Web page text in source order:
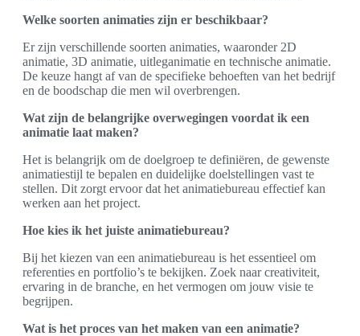
Welke soorten animaties zijn er beschikbaar?
Er zijn verschillende soorten animaties, waaronder 2D
animatie, 3D animatie, uitleganimatie en technische animatie.
De keuze hangt af van de specifieke behoeften van het bedrijf
en de boodschap die men wil overbrengen.
Wat zijn de belangrijke overwegingen voordat ik een
animatie laat maken?
Het is belangrijk om de doelgroep te definiëren, de gewenste
animatiestijl te bepalen en duidelijke doelstellingen vast te
stellen. Dit zorgt ervoor dat het animatiebureau effectief kan
werken aan het project.
Hoe kies ik het juiste animatiebureau?
Bij het kiezen van een animatiebureau is het essentieel om
referenties en portfolio’s te bekijken. Zoek naar creativiteit,
ervaring in de branche, en het vermogen om jouw visie te
begrijpen.
Wat is het proces van het maken van een animatie?